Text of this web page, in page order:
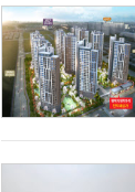
창출된다"며 "또 유동
boq79@biz-m.kr